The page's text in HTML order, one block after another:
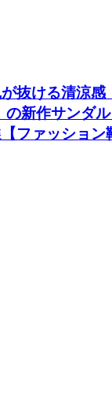
抜ける清涼感
の新作サンダ
ファッション